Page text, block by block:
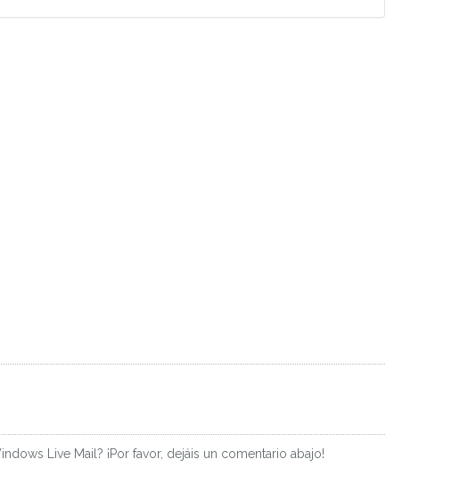
Live Mail? ¡Por favor, dejáis un comentario abajo!